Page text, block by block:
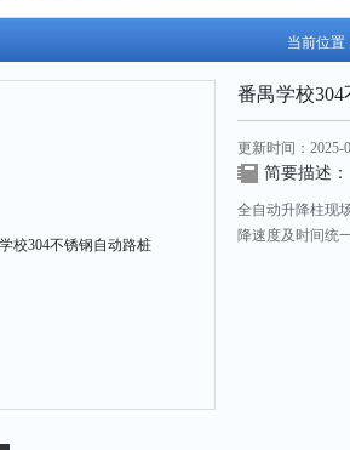
当前位置
番禺学校
更新时间：2025-
简要描述：
全自动升降柱现
降速度及时间统